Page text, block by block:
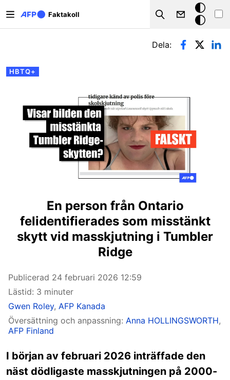
Faktakoll
Search
Mörkt
läge
Primära flikar
HBTQ+
Dela:
En person från Ontario
felidentifierades som misstänkt
skytt vid masskjutning i Tumbler
Ridge
Publicerad 24 februari 2026 12:59
Lästid: 3 minuter
Gwen Roley, AFP Kanada
Översättning och anpassning: Anna HOLLINGSWORTH,
AFP Finland
I början av februari 2026 inträffade den
näst dödligaste masskjutningen på 2000-